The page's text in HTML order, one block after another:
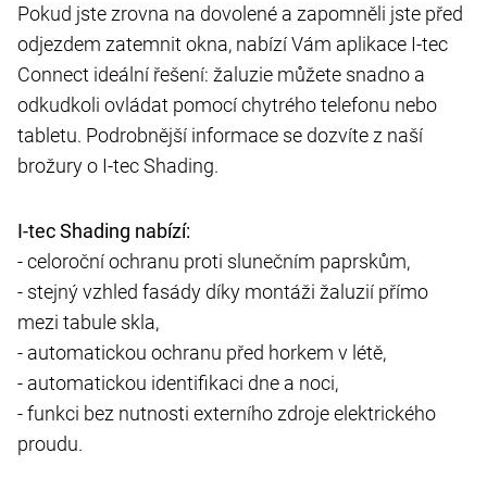
Pokud jste zrovna na dovolené a zapomněli jste před
odjezdem zatemnit okna, nabízí Vám aplikace I-tec
Connect ideální řešení: žaluzie můžete snadno a
odkudkoli ovládat pomocí chytrého telefonu nebo
tabletu. Podrobnější informace se dozvíte z naší
brožury o I-tec Shading.
I-tec Shading nabízí:
- celoroční ochranu proti slunečním paprskům,
- stejný vzhled fasády díky montáži žaluzií přímo
mezi tabule skla,
- automatickou ochranu před horkem v létě,
- automatickou identifikaci dne a noci,
- funkci bez nutnosti externího zdroje elektrického
proudu.